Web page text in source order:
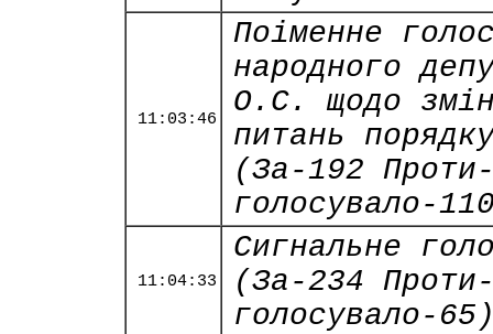
11:03:46
Поіменне
народного
О.С. щодо
питань
(За-192
голосувало-
11:04:33
Сигнальне
(За-234
голосувало-